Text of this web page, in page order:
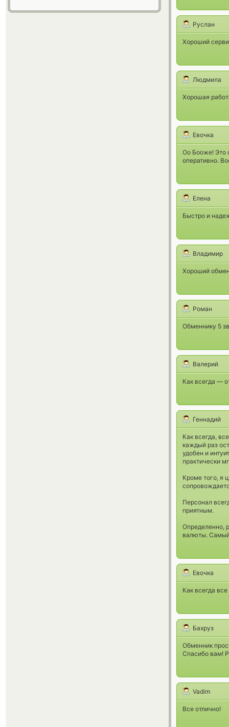
Руслан
Хороший
Людмила
Хорошая
Евочка
Оо Бооже! Это
оперативно.
Елена
Быстро и
Владимир
Хороший
Роман
Обменнику 5
Валерий
Как всегда —
Геннадий
Как всегда,
каждый раз
удобен и
практически
Кроме того, я
Персонал
приятным.
Определенно,
валюты.
Евочка
Как всегда
Бахруз
Обменник
Спасибо вам!
Vadim
Все отлично!